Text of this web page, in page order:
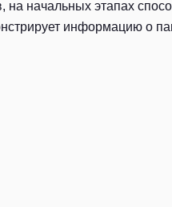
начальных этапах
информацию о